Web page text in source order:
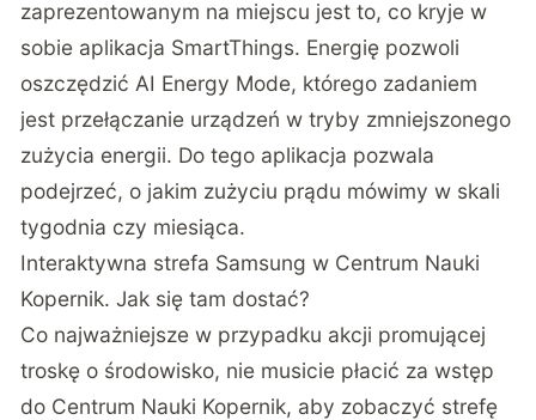
zaprezentowanym na miejscu jest to, co kryje w
sobie aplikacja SmartThings. Energię pozwoli
oszczędzić AI Energy Mode, którego zadaniem
jest przełączanie urządzeń w tryby zmniejszonego
zużycia energii. Do tego aplikacja pozwala
podejrzeć, o jakim zużyciu prądu mówimy w skali
tygodnia czy miesiąca.
Interaktywna strefa Samsung w Centrum Nauki
Kopernik. Jak się tam dostać?
Co najważniejsze w przypadku akcji promującej
troskę o środowisko, nie musicie płacić za wstęp
do Centrum Nauki Kopernik, aby zobaczyć strefę